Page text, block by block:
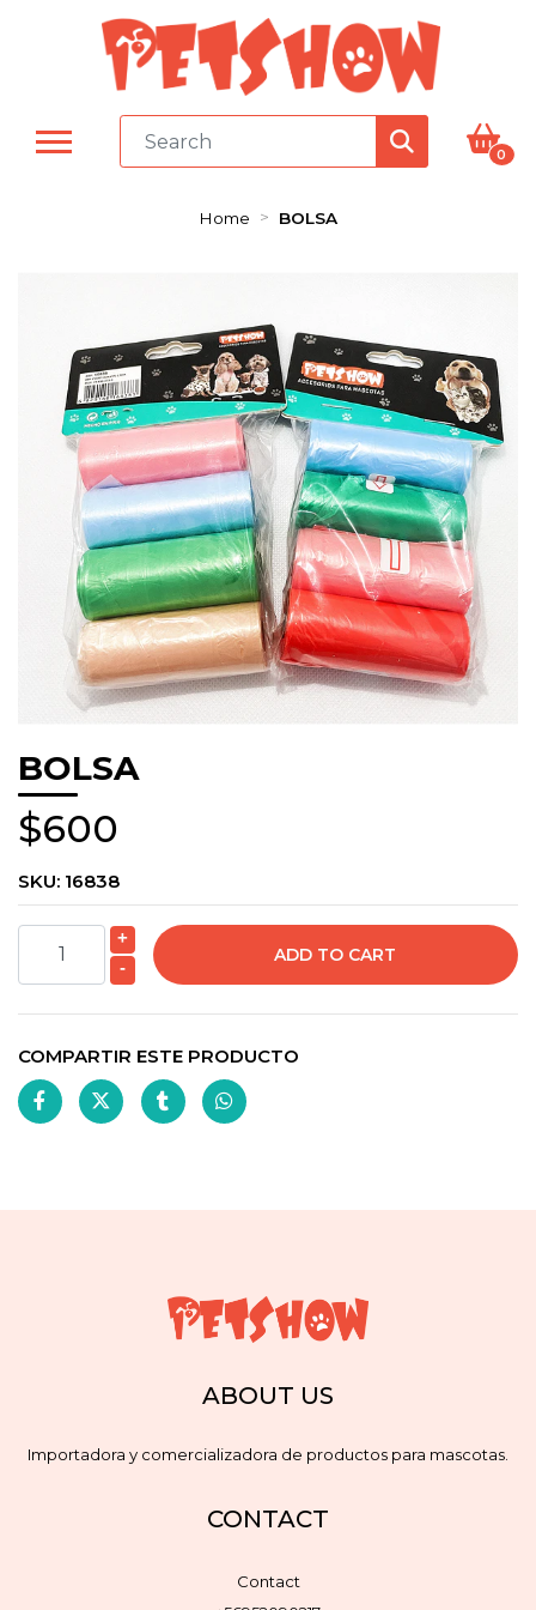
0
Home BOLSA
BOLSA
$600
SKU: 16838
+
-
COMPARTIR ESTE PRODUCTO
ABOUT US
Importadora y comercializadora de productos para mascotas.
CONTACT
Contact